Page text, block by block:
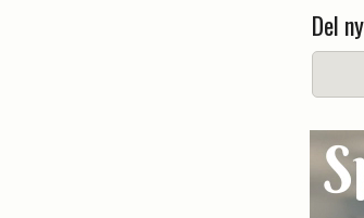
Del